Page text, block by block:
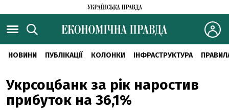
НОВИНИ ПУБЛІКАЦІЇ КОЛОНКИ ІНФРАСТРУКТУРА
Укрсоцбанк за рік наростив
прибуток на 36,1%